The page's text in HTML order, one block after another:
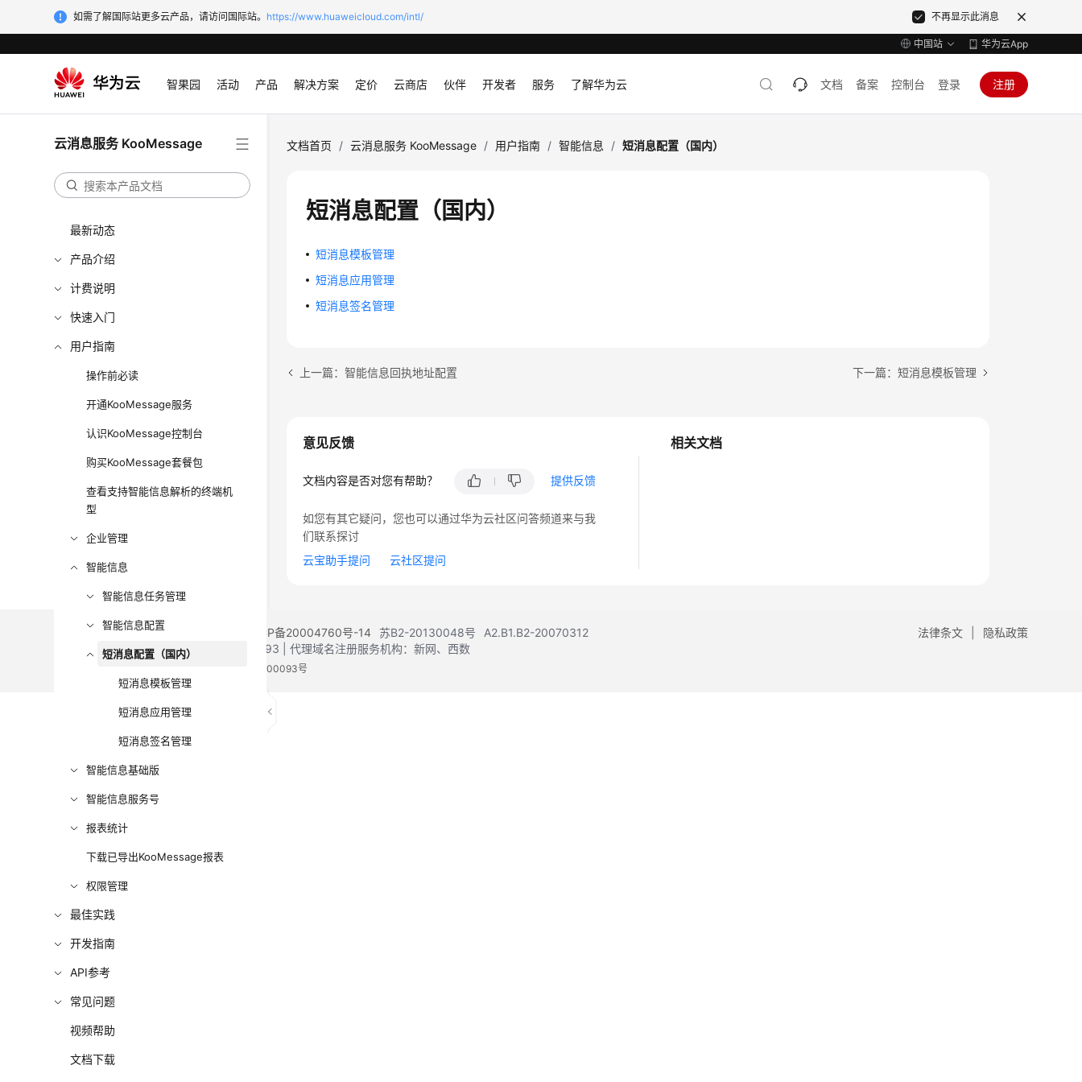
如需了解国际站更多云产品，请访问国际站。 https://www.huaweicloud.com/intl/ 不再显示此消息
中国站 华为云App
智果园 活动 产品 解决方案 定价 云商店 伙伴 开发者 服务 了解华为云 文档 备案 控制台 登录 注册
云消息服务 KooMessage
最新动态
产品介绍
计费说明
快速入门
用户指南
操作前必读
开通KooMessage服务
认识KooMessage控制台
购买KooMessage套餐包
查看支持智能信息解析的终端机
型
企业管理
智能信息
智能信息任务管理
智能信息配置
短消息配置（国内）
短消息模板管理
短消息应用管理
短消息签名管理
智能信息基础版
智能信息服务号
报表统计
下载已导出KooMessage报表
权限管理
最佳实践
开发指南
API参考
常见问题
视频帮助
文档下载
文档首页 / 云消息服务 KooMessage / 用户指南 / 智能信息 / 短消息配置（国内）
短消息配置（国内）
短消息模板管理
短消息应用管理
短消息签名管理
上一篇：智能信息回执地址配置 下一篇：短消息模板管理
相关文档
意见反馈
文档内容是否对您有帮助？ 提供反馈
如您有其它疑问，您也可以通过华为云社区问答频道来与我
们联系探讨
云宝助手提问
云社区提问
法律条文 隐私政策
©2026 Huaweicloud.com 版权所有 黔ICP备20004760号-14 苏B2-20130048号
A2.B1.B2-20070312
增值电信业务经营许可证：B1.B2-20200593 | 代理域名注册服务机构：新网、西数
贵公网安备 52990002000093号